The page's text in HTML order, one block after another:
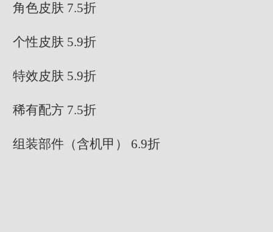
角色皮肤 7.5折
个性皮肤 5.9折
特效皮肤 5.9折
稀有配方 7.5折
组装部件（含机甲） 6.9折